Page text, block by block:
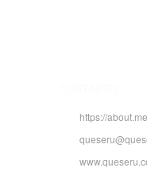
https://